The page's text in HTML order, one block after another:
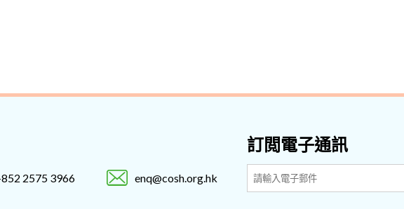
2575 3966 enq@cosh.org.hk
訂閲電子通訊